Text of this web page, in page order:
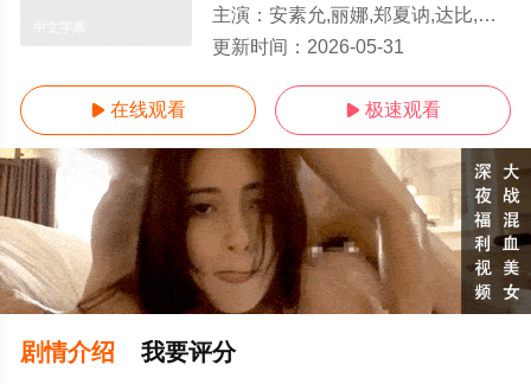
主演： 安素允,丽娜,郑夏讷,达比,闵俊,詹姆斯,尚斗
更新时间： 2026-05-31
 在线观看  极速观看
剧情介绍 我要评分